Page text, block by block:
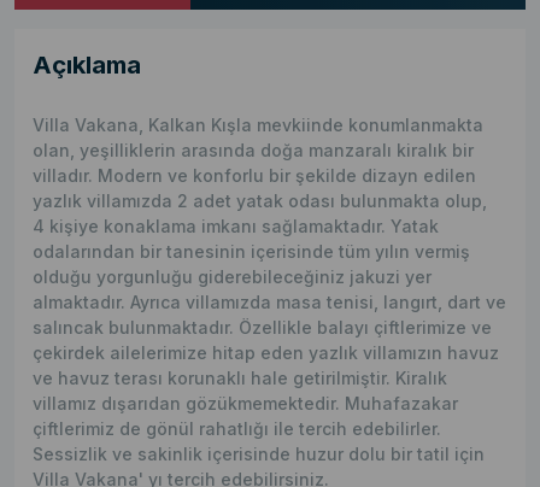
Açıklama
Villa Vakana, Kalkan Kışla mevkiinde konumlanmakta
olan, yeşilliklerin arasında doğa manzaralı kiralık bir
villadır. Modern ve konforlu bir şekilde dizayn edilen
yazlık villamızda 2 adet yatak odası bulunmakta olup,
4 kişiye konaklama imkanı sağlamaktadır. Yatak
odalarından bir tanesinin içerisinde tüm yılın vermiş
olduğu yorgunluğu giderebileceğiniz jakuzi yer
almaktadır. Ayrıca villamızda masa tenisi, langırt, dart ve
salıncak bulunmaktadır. Özellikle balayı çiftlerimize ve
çekirdek ailelerimize hitap eden yazlık villamızın havuz
ve havuz terası korunaklı hale getirilmiştir. Kiralık
villamız dışarıdan gözükmemektedir. Muhafazakar
çiftlerimiz de gönül rahatlığı ile tercih edebilirler.
Sessizlik ve sakinlik içerisinde huzur dolu bir tatil için
Villa Vakana' yı tercih edebilirsiniz.